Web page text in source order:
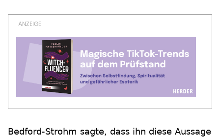
Bedford-Strohm sagte, dass ihn diese Aussage